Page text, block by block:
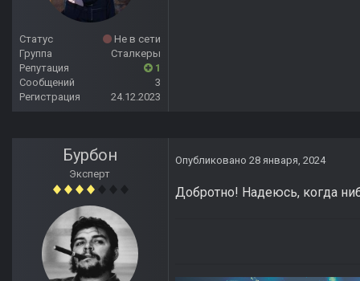
Статус
Не в сети
Группа
Сталкеры
Репутация
1
Сообщений
3
Регистрация
24.12.2023
Бурбон
Эксперт
Опубликовано 28 января, 2024
Добротно! Надеюсь, когда